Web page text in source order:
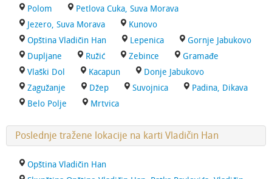
Polom
Petlova Cuka, Suva Morava
Jezero, Suva Morava
Kunovo
Opština Vladičin Han
Lepenica
Gornje Jabukovo
Dupljane
Ružić Zebince
Gramađe
Vlaški Dol
Kacapun
Donje Jabukovo
Zagužanje
Džep Suvojnica
Padina, Dikava
Belo Polje
Mrtvica
Poslednje tražene lokacije na karti Vladičin Han
Opština Vladičin Han